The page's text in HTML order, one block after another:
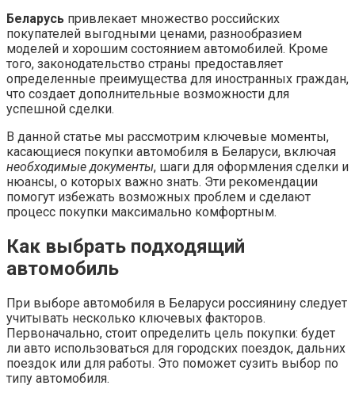
Беларусь привлекает множество российских
покупателей выгодными ценами, разнообразием
моделей и хорошим состоянием автомобилей. Кроме
того, законодательство страны предоставляет
определенные преимущества для иностранных граждан,
что создает дополнительные возможности для
успешной сделки.
В данной статье мы рассмотрим ключевые моменты,
касающиеся покупки автомобиля в Беларуси, включая
необходимые документы, шаги для оформления сделки и
нюансы, о которых важно знать. Эти рекомендации
помогут избежать возможных проблем и сделают
процесс покупки максимально комфортным.
Как выбрать подходящий
автомобиль
При выборе автомобиля в Беларуси россиянину следует
учитывать несколько ключевых факторов.
Первоначально, стоит определить цель покупки: будет
ли авто использоваться для городских поездок, дальних
поездок или для работы. Это поможет сузить выбор по
типу автомобиля.